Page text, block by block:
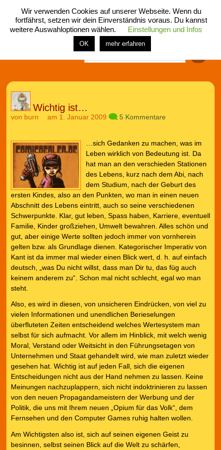
menü
home rubrik buch comic spiel fotos shop
Wichtig ist…
von burn am 1. Januar 2009 5 Kommentare
…sich Gedanken zu machen, was im
Leben wirklich von Bedeutung ist. Da
hat man an den verschieden Stationen
des Lebens, kurz nach dem Abi, nach
dem Studium, nach der Geburt des
ersten Kindes, also an den Punkten, wo man in einen neuen
Abschnitt des Lebens eintritt, auch so seine verschiedenen
Schwerpunkte. Klar, gut leben, Spass haben, Karriere, eventuell
Familie, Kinder großziehen, Umwelt bewahren. Alles schön und
gut, aber einige Werte sollten jedoch immer von vornherein
gelten bzw. als Grundlage dienen. Kategorischer Imperativ von
Kant ist da immer mal wieder einen Blick wert, d. h. auf einfach
deutsch, „was Du nicht willst, dass man Dir tu, das füg auch
keinem anderem zu“. Schon mal nicht schlecht, egal wo man
steht.
Also, es wird in diesen, von unsicheren Eindrücken, von viel zu
vielen Informationen und unendlichen Berieselungen
überfluteten Zeiten entscheidend welches Wertesystem man
selbst für sich aufmacht. Vor allem im Hinblick, mit welch wenig
Moral, Verstand oder Weitsicht in den Führungsetagen von
Unternehmen und Staat gehandelt wird, wie man zuletzt wieder
gesehen hat. Wichtig ist auf jeden Fall, sich die eigenen
Entscheidungen nicht aus der Hand nehmen zu lassen. Keine
Meinungen nachzuplappern, sich nicht indoktrinieren zu lassen
von den neuen Propagandameistern der Werbung und der
Politik, die uns mit Ihrem neuen „Opium für das Volk“, dem
Fernsehen und den Computer Games ruhig halten wollen.
Am Wichtigsten also ist, sich auf seinen eigenen Geist zu
besinnen, selbst seinen Blick auf die Welt zu schärfen,
Wir verwenden Cookies auf unserer Webseite. Wenn du
fortfährst, setzen wir dein Einverständnis voraus. Du kannst
weitere Auswahloptionen wählen.
Einstellungen und Infos
OK mehr erfahren